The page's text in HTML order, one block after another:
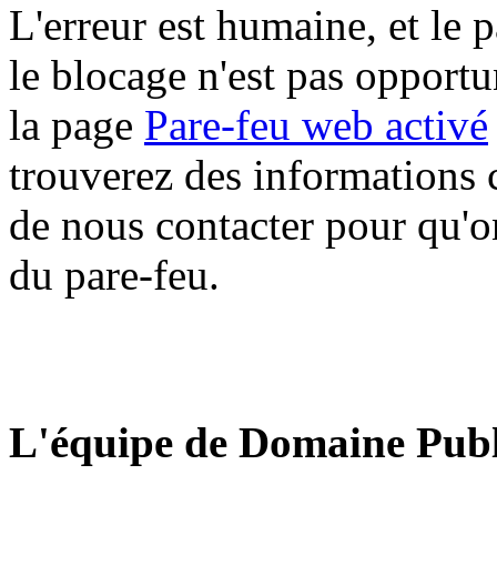
L'erreur est humaine, et le
le blocage n'est pas
la page Pare-feu web activé
trouverez des informations
de nous contacter pour
du pare-feu.
L'équipe de Domaine